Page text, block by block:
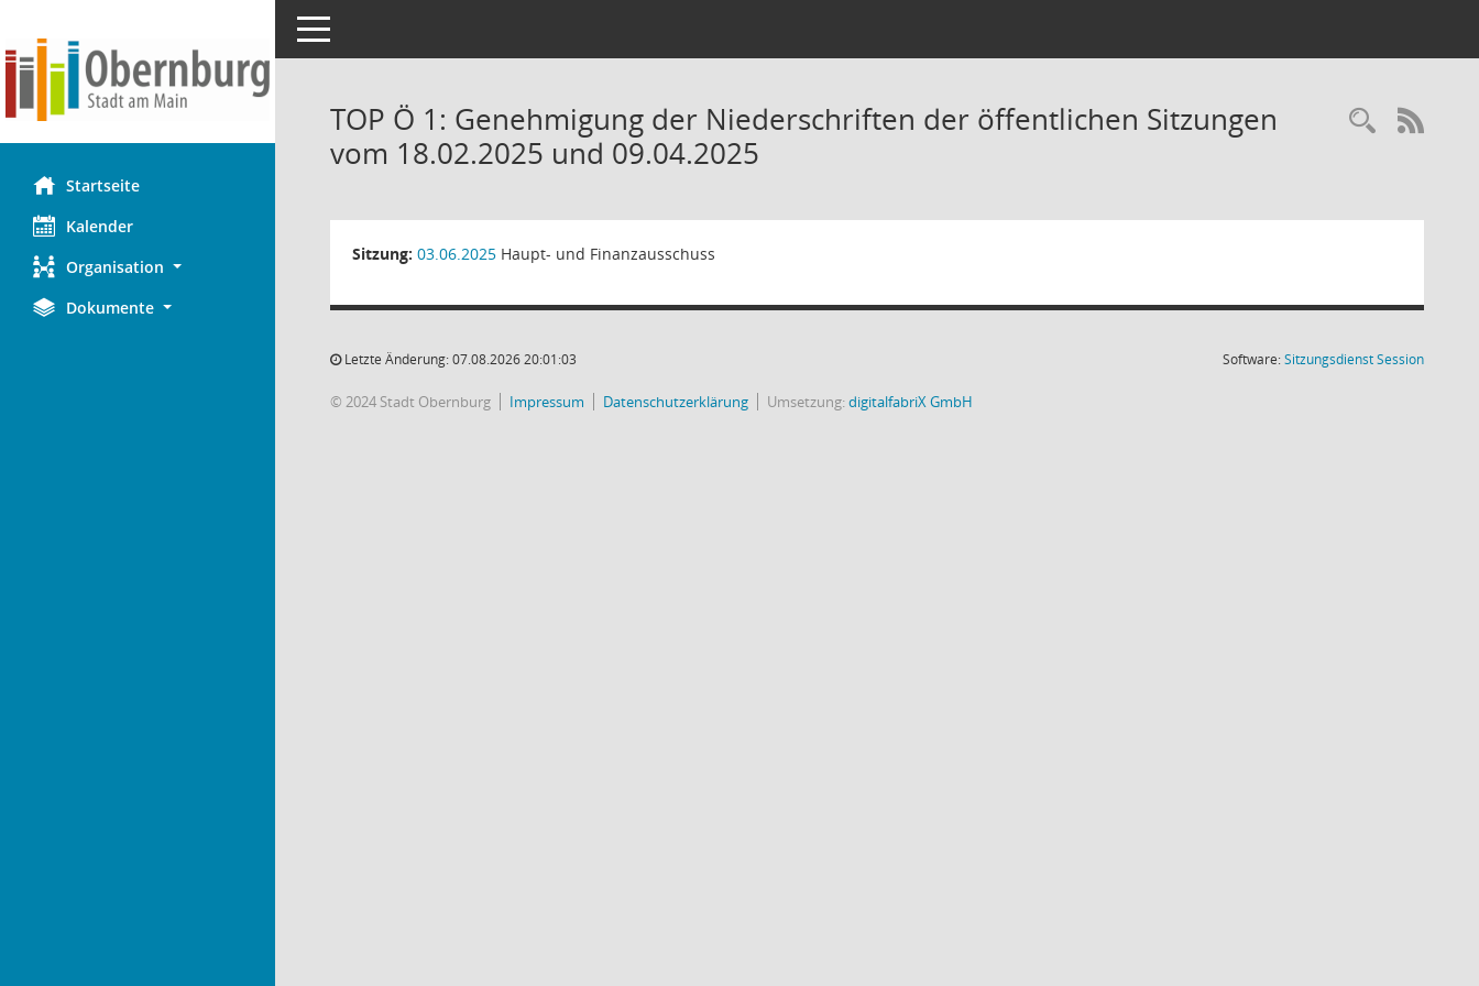
Startseite
Kalender
Organisation
Dokumente
Toggle navigation
TOP Ö 1: Genehmigung der Niederschriften der öffentlichen Sitzungen
vom 18.02.2025 und 09.04.2025
Sitzung: 03.06.2025 Haupt- und Finanzausschuss
Letzte Änderung: 07.08.2026 20:01:03 Software:SitzungsdienstSession(Wird in
© 2024 Stadt Obernburg Impressum Datenschutzerklärung Umsetzung:digitalfabriX GmbH